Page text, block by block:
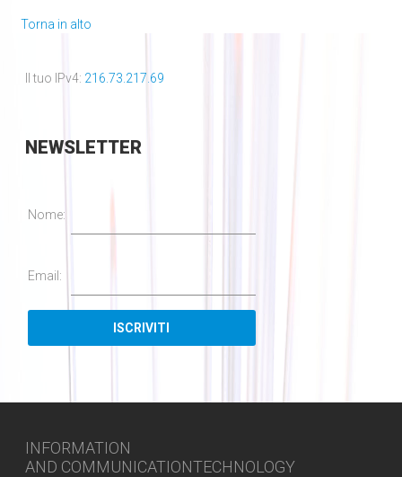
Torna in alto
Il tuo IPv4: 216.73.217.69
NEWSLETTER
Nome:
Email:
INFORMATION
AND COMMUNICATIONTECHNOLOGY